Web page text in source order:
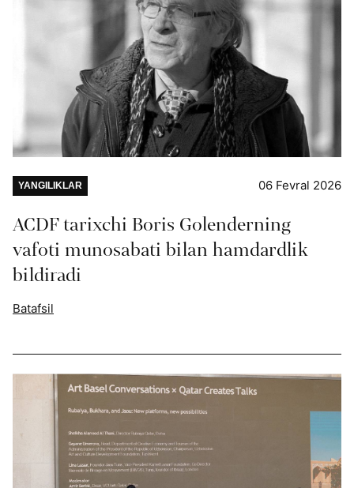
YANGILIKLAR 06 Fevral 2026
ACDF tarixchi Boris Golenderning
vafoti munosabati bilan hamdardlik
bildiradi
Batafsil